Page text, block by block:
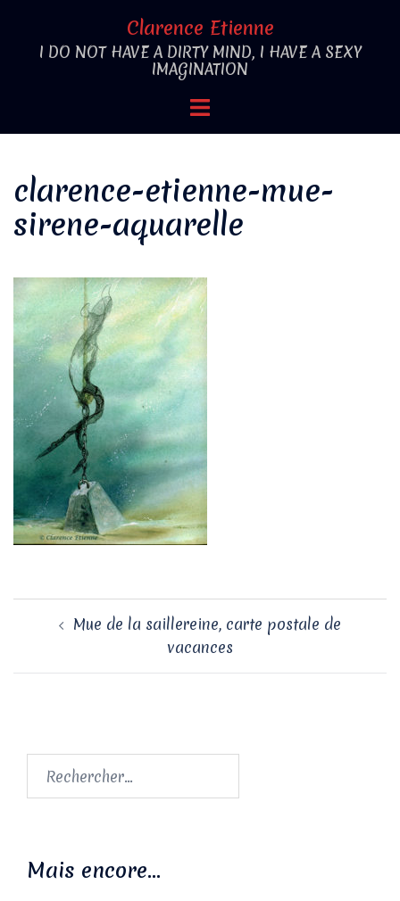
contenu
Clarence Etienne
I DO NOT HAVE A DIRTY MIND, I HAVE A SEXY
IMAGINATION
Ouvrir/fermer
clarence-etienne-mue-
sirene-aquarelle
Navigation
d’articleMue de la saillereine, carte postale de
vacances
Rechercher :
Mais encore…